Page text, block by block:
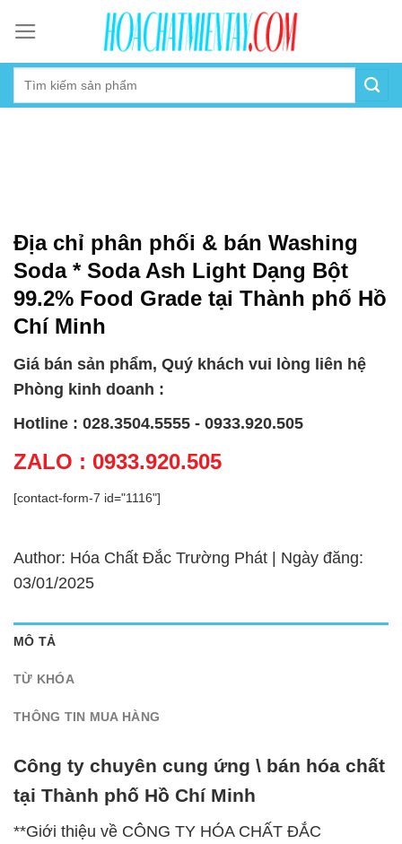
content
Địa chỉ phân phối & bán Washing
Soda * Soda Ash Light Dạng Bột
99.2% Food Grade tại Thành phố Hồ
Chí Minh
Giá bán sản phẩm, Quý khách vui lòng liên hệ
Phòng kinh doanh :
Hotline : 028.3504.5555 - 0933.920.505
ZALO : 0933.920.505
[contact-form-7 id="1116"]
Author: Hóa Chất Đắc Trường Phát | Ngày đăng:
03/01/2025
MÔ TẢ
TỪ KHÓA
THÔNG TIN MUA HÀNG
Công ty chuyên cung ứng \ bán hóa chất
tại Thành phố Hồ Chí Minh
**Giới thiệu về CÔNG TY HÓA CHẤT ĐẮC